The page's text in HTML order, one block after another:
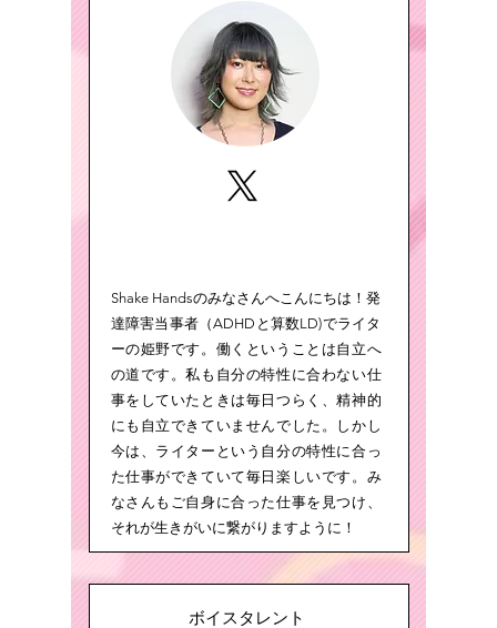
Shake Handsのみなさんへこんにちは！発
達障害当事者（ADHDと算数LD)でライタ
ーの姫野です。働くということは自立へ
の道です。私も自分の特性に合わない仕
事をしていたときは毎日つらく、精神的
にも自立できていませんでした。しかし
今は、ライターという自分の特性に合っ
た仕事ができていて毎日楽しいです。み
なさんもご自身に合った仕事を見つけ、
それが生きがいに繋がりますように！
ボイスタレント